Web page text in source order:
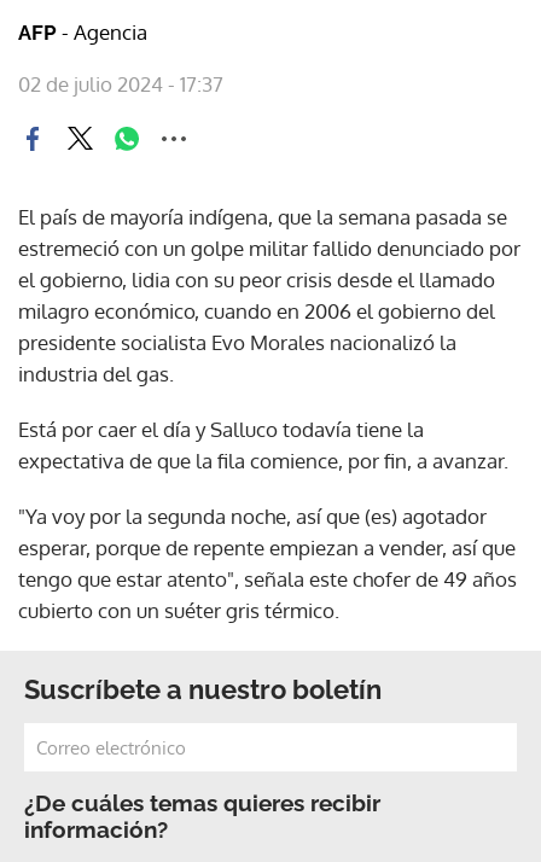
AFP - Agencia
02 de julio 2024 - 17:37
El país de mayoría indígena, que la semana pasada se
estremeció con un golpe militar fallido denunciado por
el gobierno, lidia con su peor crisis desde el llamado
milagro económico, cuando en 2006 el gobierno del
presidente socialista Evo Morales nacionalizó la
industria del gas.
Está por caer el día y Salluco todavía tiene la
expectativa de que la fila comience, por fin, a avanzar.
"Ya voy por la segunda noche, así que (es) agotador
esperar, porque de repente empiezan a vender, así que
tengo que estar atento", señala este chofer de 49 años
cubierto con un suéter gris térmico.
Suscríbete a nuestro boletín
¿De cuáles temas quieres recibir
información?